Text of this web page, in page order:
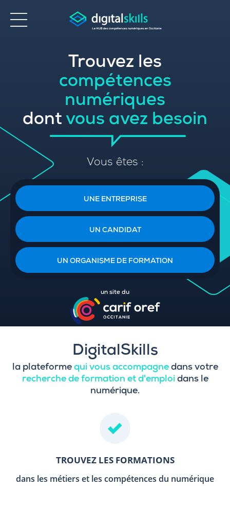
Trouvez les
compétences
numériques
dont vous avez besoin
Vous êtes :
UNE ENTREPRISE
UN CANDIDAT
UN ORGANISME DE FORMATION
un site du
DigitalSkills
la plateforme qui vous accompagnedans votre
recherche de formation et d'emploi dans le
numérique.
TROUVEZ LES FORMATIONS
dans les métiers et les compétences du numérique